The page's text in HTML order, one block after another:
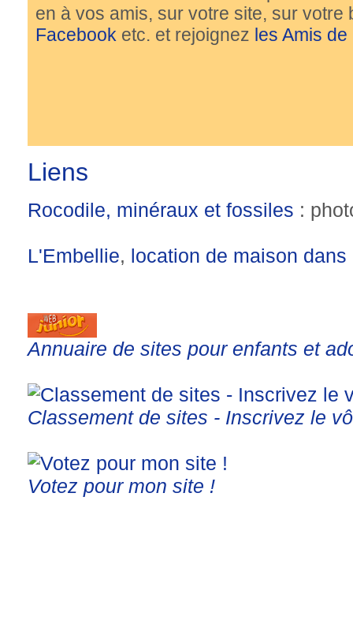
en à vos amis, sur votre site, sur
Facebook etc. et rejoignez les Amis
Liens
Rocodile, minéraux et fossiles :
L'Embellie, location de maison dans
Annuaire de sites pour enfants et
Classement de sites - Inscrivez le
Votez pour mon site !